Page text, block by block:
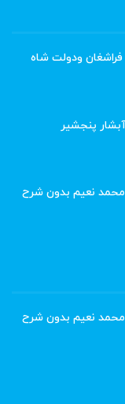
فراشغان ودولت شاه
پنجشیر
محمد نعیم بدون شرح
محمد نعیم بدون شرح